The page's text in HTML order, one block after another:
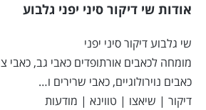
אודות שי דיקור סיני יפני גלבוע
שי גלבוע דיקור סיני יפני
מומחה לכאבים אורתופדים כאבי גב, כאבי
כאבים נוירולוגיים, כאבי שרירים ו…
דיקור | שיאצו | טווינא | מודעות